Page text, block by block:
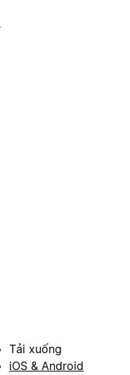
Tải xuống
iOS & Android